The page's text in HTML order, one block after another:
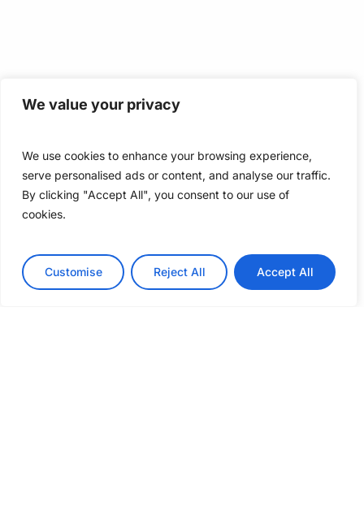
We value your privacy
We use cookies to enhance your browsing experience,
serve personalised ads or content, and analyse our traffic.
By clicking "Accept All", you consent to our use of
cookies.
Customise Reject All Accept All